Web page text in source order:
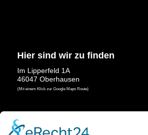
Hier sind wir zu finden
Im Lipperfeld 1A
46047 Oberhausen
(Mit einem Klick zur Google Maps Route)